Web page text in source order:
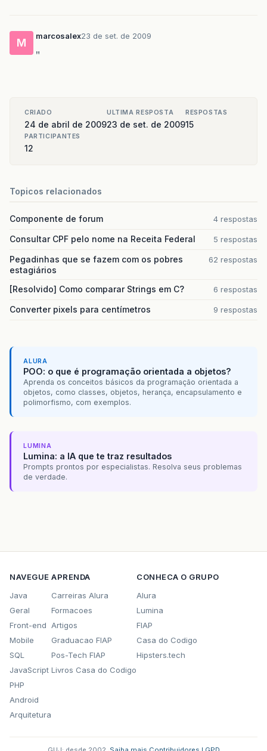
M
marcosalex23 de set. de 2009
"
CRIADO
24 de abril de 2009
ULTIMA RESPOSTA
23 de set. de 2009
RESPOSTAS
15
PARTICIPANTES
12
Topicos relacionados
Componente de forum 4 respostas
Consultar CPF pelo nome na Receita Federal 5 respostas
Pegadinhas que se fazem com os pobres
estagiários
62 respostas
[Resolvido] Como comparar Strings em C? 6 respostas
Converter pixels para centímetros 9 respostas
ALURA
POO: o que é programação orientada a objetos?
Aprenda os conceitos básicos da programação orientada a
objetos, como classes, objetos, herança, encapsulamento e
polimorfismo, com exemplos.
LUMINA
Lumina: a IA que te traz resultados
Prompts prontos por especialistas. Resolva seus problemas
de verdade.
NAVEGUE
Java
Geral
Front-end
Mobile
SQL
JavaScript
PHP
Android
Arquitetura
APRENDA
Carreiras Alura
Formacoes
Artigos
Graduacao FIAP
Pos-Tech FIAP
Livros Casa do Codigo
CONHECA O GRUPO
Alura
Lumina
FIAP
Casa do Codigo
Hipsters.tech